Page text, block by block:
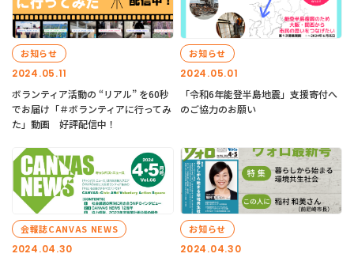
2024.05.11
お知らせ
ボランティア活動の “リアル” を60秒
でお届け「＃ボランティアに行ってみ
た」動画 好評配信中！
2024.05.01
お知らせ
「令和6年能登半島地震」支援寄付へ
のご協力のお願い
2024.04.30
会報誌CANVAS NEWS
2024.04.30
お知らせ